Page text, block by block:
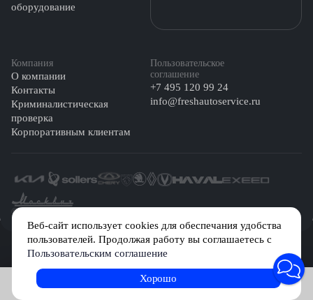
Записаться на услугу
Веб-сайт использует cookies для обеспечания удобства
пользователей. Продолжая работу вы соглашаетесь с
Пользовательским соглашение
Хорошо
оборудование
Компания
О компании
Контакты
Криминалистическая
проверка
Корпоративным клиентам
Пользовательское
соглашение
+7 495 120 99 24
info@freshautoservice.ru
©️ 2026 Fresh Auto
Сетевое издание «Первый автомобильный маркетплейс» зарегистрировано
Решением Федеральной службы по надзору в сфере связи, информационных
технологий и массовых коммуникаций (Роскомнадзор) № Эл № ФС77-84512 от
29 декабря 2022 г.
Учредитель: Общество с ограниченной ответственностью «МБ-Авто»
Главный редактор: Камышникова Анастасия Игоревна